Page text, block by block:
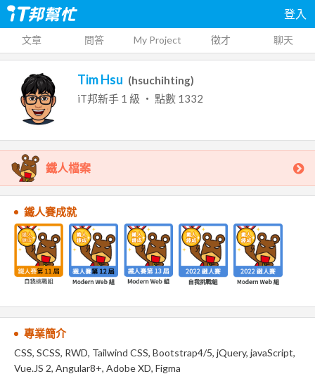
登入
文章 問答 My Project 徵才 聊天
Tim Hsu (hsuchihting)
iT邦新手 1 級 ‧ 點數 1332
鐵人檔案
鐵人賽成就
專業簡介
CSS, SCSS, RWD, Tailwind CSS, Bootstrap4/5, jQuery, javaScript,
Vue.JS 2, Angular8+, Adobe XD, Figma